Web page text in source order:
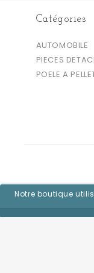
Notre boutique
Catégories
AUTOMOBILE
PIECES
POELE A
©2026 - Logiciel